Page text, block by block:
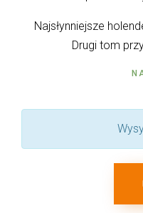
Najsłynniejsze
Drugi tom